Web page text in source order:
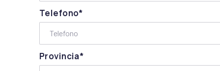
Telefono*
Provincia*